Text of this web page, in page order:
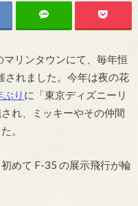
リンタウンにて、毎年恒
されました。今年は夜の花
り に「東京ディズニーリ
れ、ミッキーやその仲間
。
めて F-35 の展示飛行が輪